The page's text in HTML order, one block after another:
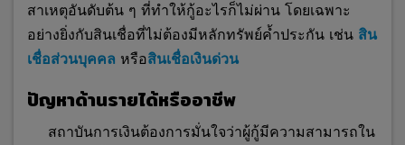
สาเหตุอันดับต้น ๆ ที่ทำให้กู้อะไรก็ไม่ผ่าน โดยเฉพาะ
อย่างยิ่งกับสินเชื่อที่ไม่ต้องมีหลักทรัพย์ค้ำประกัน เช่น สิน
เชื่อส่วนบุคคล หรือสินเชื่อเงินด่วน
ปัญหาด้านรายได้หรืออาชีพ
สถาบันการเงินต้องการมั่นใจว่าผู้กู้มีความสามารถใน